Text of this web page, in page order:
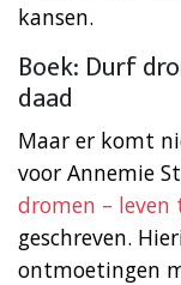
kansen.
Boek: Durf
daad
Maar er komt
voor Annemie
dromen – leven
geschreven.
ontmoetingen